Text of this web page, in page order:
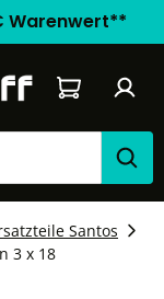
Warenwert**
Warenkorb
Santos
3 x 18